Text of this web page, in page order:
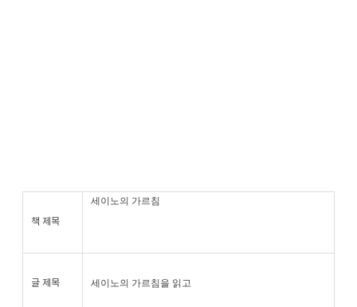
책 제목
세이노의 가르침
글 제목 세이노의 가르침을 읽고